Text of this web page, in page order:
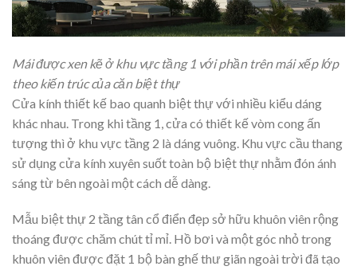
Mái được xen kẽ ở khu vực tầng 1 với phần trên mái xếp lớp
theo kiến trúc của căn biệt thự
Cửa kính thiết kế bao quanh biệt thự với nhiều kiểu dáng
khác nhau. Trong khi tầng 1, cửa có thiết kế vòm cong ấn
tượng thì ở khu vực tầng 2 là dáng vuông. Khu vực cầu thang
sử dụng cửa kính xuyên suốt toàn bộ biệt thự nhằm đón ánh
sáng từ bên ngoài một cách dễ dàng.
Mẫu biệt thự 2 tầng tân cổ điển đẹp sở hữu khuôn viên rộng
thoáng được chăm chút tỉ mỉ. Hồ bơi và một góc nhỏ trong
khuôn viên được đặt 1 bộ bàn ghế thư giãn ngoài trời đã tạo